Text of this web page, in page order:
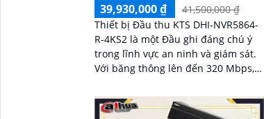
39,930,000 ₫
41,500,000 ₫
Thiết bị Đầu thu KTS DHI-NVR5864-
R-4KS2 là một Đầu ghi đáng chú ý
trong lĩnh vực an ninh và giám sát.
Với băng thông lên đến 320 Mbps,
một cách rõ ràng và chi tiết hơn bao
giờ hết